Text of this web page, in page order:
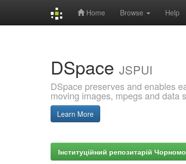
Home Browse Help
DSpace JSPUI
DSpace preserves and enables
moving images, mpegs and data
Learn More
Інституційний репозитарій